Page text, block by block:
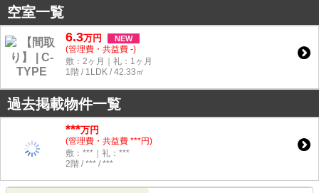
空室一覧
6.3万円 NEW
(管理費・共益費 -)
敷：2ヶ月｜礼：1ヶ月
1階 / 1LDK / 42.33㎡
過去掲載物件一覧
***万円
(管理費・共益費 ***円)
敷：***｜礼：***
2階 / *** / ***